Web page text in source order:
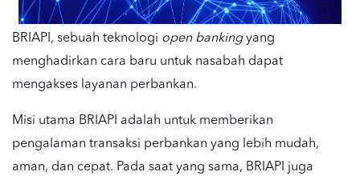
BRIAPI , sebuah teknologi open bankingyang
menghadirkan cara baru untuk nasabah dapat
mengakses layanan perbankan.
Misi utama BRIAPI adalah untuk memberikan
pengalaman transaksi perbankan yang lebih mudah,
aman, dan cepat. Pada saat yang sama, BRIAPI juga